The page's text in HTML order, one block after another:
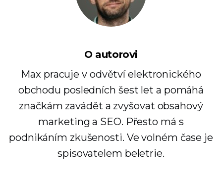
O autorovi
Max pracuje v odvětví elektronického
obchodu posledních šest let a pomáhá
značkám zavádět a zvyšovat obsahový
marketing a SEO. Přesto má s
podnikáním zkušenosti. Ve volném čase je
spisovatelem beletrie.